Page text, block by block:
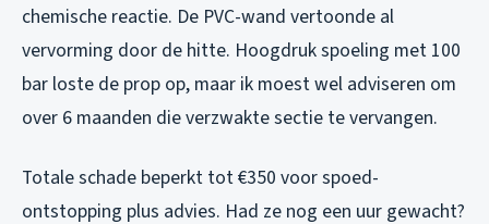
chemische reactie. De PVC-wand vertoonde al
vervorming door de hitte. Hoogdruk spoeling met 100
bar loste de prop op, maar ik moest wel adviseren om
over 6 maanden die verzwakte sectie te vervangen.
Totale schade beperkt tot €350 voor spoed-
ontstopping plus advies. Had ze nog een uur gewacht?